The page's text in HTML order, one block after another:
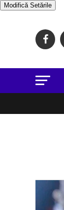
Modifică Setările